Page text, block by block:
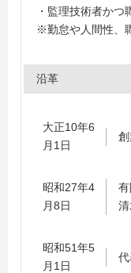
・監理技術者か
※勤怠や人間性、
沿革
大正10年6
月1日
創
昭和27年4
月8日
昭和51年5
月1日